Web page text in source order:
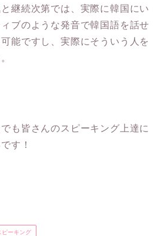
継続次第では、実際に韓国にい
ブのような発音で韓国語を話せ
能ですし、実際にそういう人を
も皆さんのスピーキング上達に
す！
ピーキング